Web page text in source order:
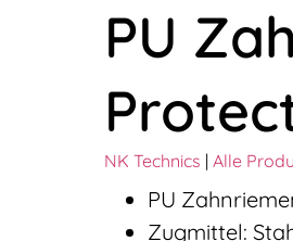
PU
NK Technics | Alle
PU
Zugmittel:
Unsere Expert*innen
helfen gerne weiter!
Kontakt aufnehmen